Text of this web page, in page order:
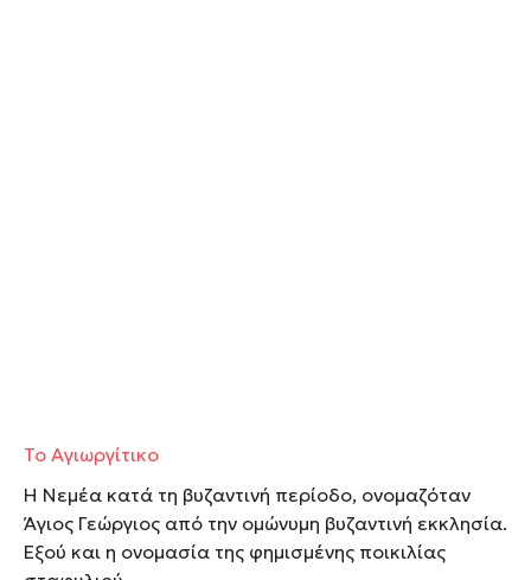
Το Αγιωργίτικο
Η Νεμέα κατά τη βυζαντινή περίοδο, ονομαζόταν
Άγιος Γεώργιος από την ομώνυμη βυζαντινή εκκλησία.
Εξού και η ονομασία της φημισμένης ποικιλίας